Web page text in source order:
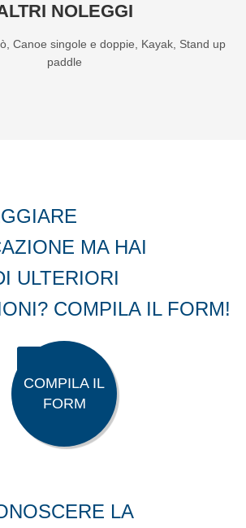
NOLEGGI
Canoe singole e doppie, Kayak, Stand up
paddle
MA HAI
ULTERIORI
COMPILA IL FORM!
COMPILA IL
FORM
LA